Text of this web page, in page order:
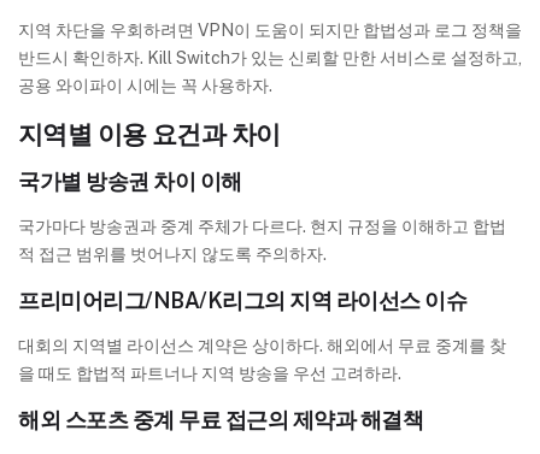
지역 차단을 우회하려면 VPN이 도움이 되지만 합법성과 로그 정책을
반드시 확인하자. Kill Switch가 있는 신뢰할 만한 서비스로 설정하고,
공용 와이파이 시에는 꼭 사용하자.
지역별 이용 요건과 차이
국가별 방송권 차이 이해
국가마다 방송권과 중계 주체가 다르다. 현지 규정을 이해하고 합법
적 접근 범위를 벗어나지 않도록 주의하자.
프리미어리그/NBA/K리그의 지역 라이선스 이슈
대회의 지역별 라이선스 계약은 상이하다. 해외에서 무료 중계를 찾
을 때도 합법적 파트너나 지역 방송을 우선 고려하라.
해외 스포츠 중계 무료 접근의 제약과 해결책